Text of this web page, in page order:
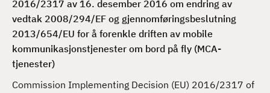
2016/2317 av 16. desember 2016 om endring av
vedtak 2008/294/EF og gjennomføringsbeslutning
2013/654/EU for å forenkle driften av mobile
kommunikasjonstjenester om bord på fly (MCA-
tjenester)
Commission Implementing Decision (EU) 2016/2317 of